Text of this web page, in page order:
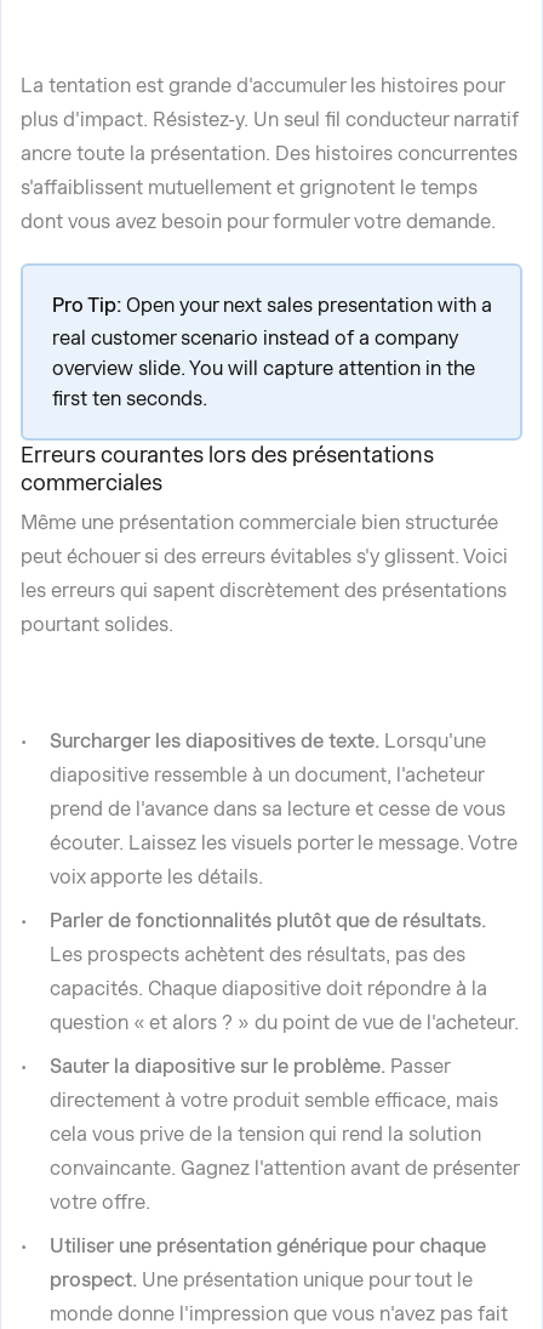
La tentation est grande d'accumuler les histoires pour
plus d'impact. Résistez-y. Un seul fil conducteur narratif
ancre toute la présentation. Des histoires concurrentes
s'affaiblissent mutuellement et grignotent le temps
dont vous avez besoin pour formuler votre demande.
Pro Tip:Open your next sales presentation with a
real customer scenario instead of a company
overview slide. You will capture attention in the
first ten seconds.
Erreurs courantes lors des présentations
commerciales
Même une présentation commerciale bien structurée
peut échouer si des erreurs évitables s'y glissent. Voici
les erreurs qui sapent discrètement des présentations
pourtant solides.
Surcharger les diapositives de texte. Lorsqu'une
diapositive ressemble à un document, l'acheteur
prend de l'avance dans sa lecture et cesse de vous
écouter. Laissez les visuels porter le message. Votre
voix apporte les détails.
Parler de fonctionnalités plutôt que de résultats.
Les prospects achètent des résultats, pas des
capacités. Chaque diapositive doit répondre à la
question « et alors ? » du point de vue de l'acheteur.
Sauter la diapositive sur le problème. Passer
directement à votre produit semble efficace, mais
cela vous prive de la tension qui rend la solution
convaincante. Gagnez l'attention avant de présenter
votre offre.
Utiliser une présentation générique pour chaque
prospect. Une présentation unique pour tout le
monde donne l'impression que vous n'avez pas fait